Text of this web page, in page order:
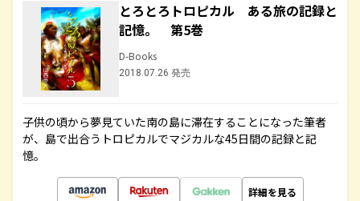
とろとろトロピカル ある旅の記録と
記憶。 第5巻
D-Books
2018.07.26 発売
子供の頃から夢見ていた南の島に滞在することになった筆者
が、島で出合うトロピカルでマジカルな45日間の記録と記
憶。
詳細を見る